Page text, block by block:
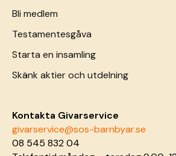
Bli medlem
Testamentesgåva
Starta en insamling
Skänk aktier och utdelning
Kontakta Givarservice
givarservice@sos-barnbyar.se
08 545 832 04